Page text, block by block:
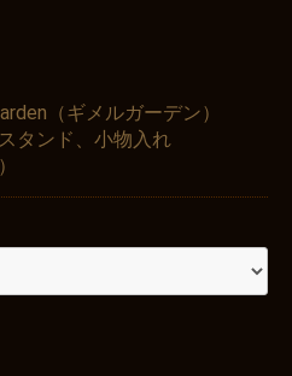
（ギメルガーデン）
タンド、小物入れ